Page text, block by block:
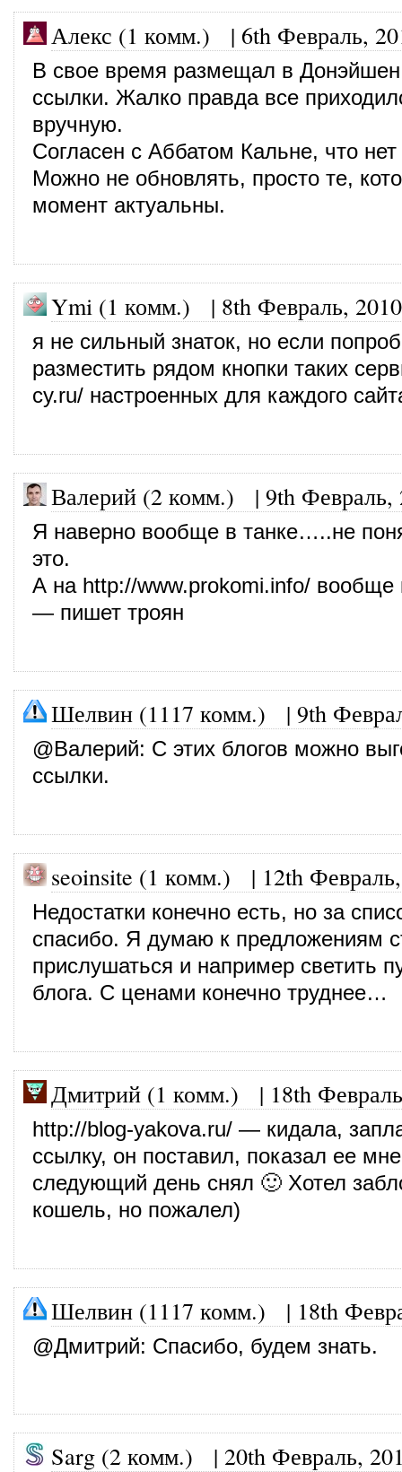
Алекс (1 комм.) | 6th Февраль,
В свое время размещал в
ссылки. Жалко правда все
вручную.
Согласен с Аббатом Кальне, что нет
Можно не обновлять, просто те,
момент актуальны.
Ymi (1 комм.) | 8th Февраль, 2010
я не сильный знаток, но если
разместить рядом кнопки таких
cy.ru/ настроенных для каждого
Валерий (2 комм.) | 9th Февраль,
Я наверно вообще в танке…..не
это.
А на http://www.prokomi.info/ вообще
— пишет троян
Шелвин (1117 комм.) | 9th
@Валерий: С этих блогов можно
ссылки.
seoinsite (1 комм.) | 12th
Недостатки конечно есть, но за
спасибо. Я думаю к предложениям
прислушаться и например светить
блога. С ценами конечно труднее…
Дмитрий (1 комм.) | 18th
http://blog-yakova.ru/ — кидала,
ссылку, он поставил, показал ее
следующий день снял 🙂 Хотел
кошель, но пожалел)
Шелвин (1117 комм.) | 18th
@Дмитрий: Спасибо, будем знать.
Sarg (2 комм.) | 20th Февраль,